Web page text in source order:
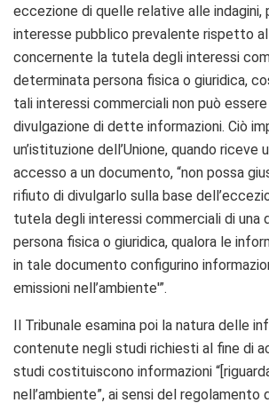
eccezione di quelle relative alle indagini,
interesse pubblico prevalente rispetto
concernente la tutela degli interessi
determinata persona fisica o giuridica,
tali interessi commerciali non può
divulgazione di dette informazioni. Ciò
un’istituzione dell’Unione, quando riceve
accesso a un documento, “non possa
rifiuto di divulgarlo sulla base
tutela degli interessi commerciali di una
persona fisica o giuridica, qualora le
in tale documento configurino
emissioni nell’ambiente'”.
Il Tribunale esamina poi la natura delle
contenute negli studi richiesti al fine di
studi costituiscono informazioni
nell’ambiente”, ai sensi del regolamento